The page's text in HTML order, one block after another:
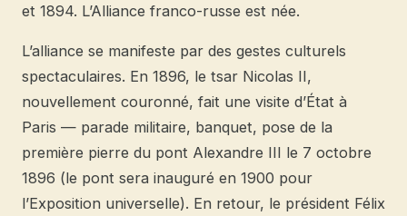
et 1894. L’Alliance franco-russe est née.
L’alliance se manifeste par des gestes culturels
spectaculaires. En 1896, le tsar Nicolas II,
nouvellement couronné, fait une visite d’État à
Paris — parade militaire, banquet, pose de la
première pierre du pont Alexandre III le 7 octobre
1896 (le pont sera inauguré en 1900 pour
l’Exposition universelle). En retour, le président Félix